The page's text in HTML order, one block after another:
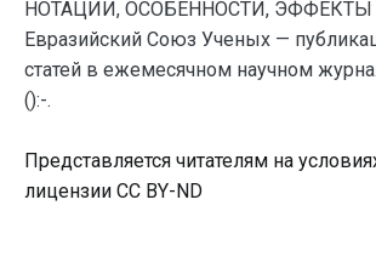
НОТАЦИИ, ОСОБЕННОСТИ, ЭФФЕКТЫ
Евразийский Союз Ученых —
статей в ежемесячном научном
():-.
Представляется читателям на
лицензии CC BY-ND